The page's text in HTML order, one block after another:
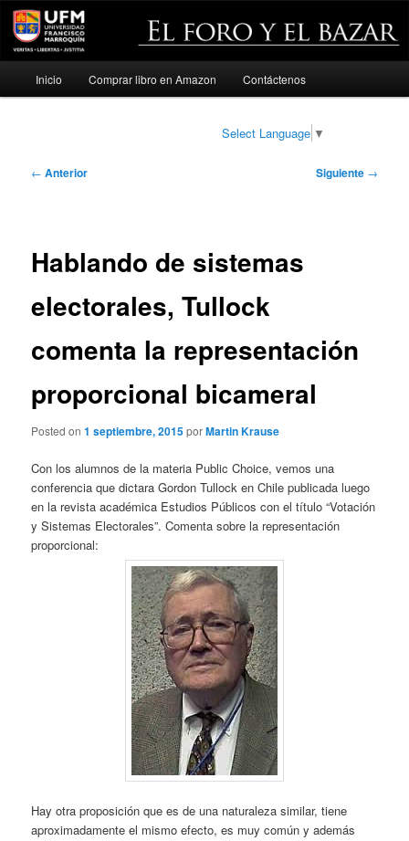
Ir
Inicio Comprar libro en Amazon Contáctenos
Select Language ▼
Navegación
← Anterior Siguiente →
Hablando de sistemas
electorales, Tullock
comenta la representación
proporcional bicameral
Posted on1 septiembre, 2015porMartin Krause
Con los alumnos de la materia Public Choice, vemos una
conferencia que dictara Gordon Tullock en Chile publicada luego
en la revista académica Estudios Públicos con el título “Votación
y Sistemas Electorales”. Comenta sobre la representación
proporcional:
Hay otra proposición que es de una naturaleza similar, tiene
aproximadamente el mismo efecto, es muy común y además